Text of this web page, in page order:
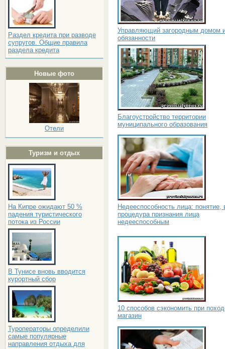
Раздел кредита при разводе
супругов. Общие правила
раздела кредита
Новые фото
Отели
Туризм и отдых
На Кипре ожидают 50 %
падения туристического
потока из России
В Тунисе вновь вводится
курортный сбор
Туроператоры определили
самые популярные
направления отдыха для
Управляющий загородным домом
обязанности
Благоустройство территории
муниципального образования
Недееспособность лица: понятие,
процедура признания лица
недееспособным
10 способов сэкономить при
магазин